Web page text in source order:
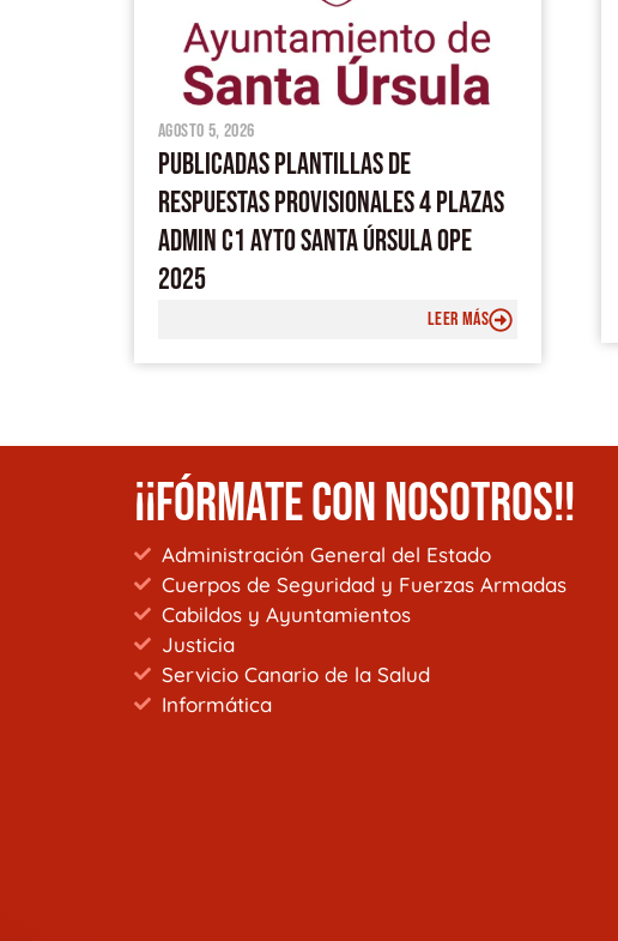
agosto 5, 2026
PUBLICADAS PLANTILLAS DE
RESPUESTAS PROVISIONALES 4 PLAZAS
ADMIN C1 AYTO SANTA ÚRSULA OPE
2025
LEER MÁS
¡¡FÓRMATE CON NOSOTROS!!
Administración General del Estado
Cuerpos de Seguridad y Fuerzas Armadas
Cabildos y Ayuntamientos
Justicia
Servicio Canario de la Salud
Informática